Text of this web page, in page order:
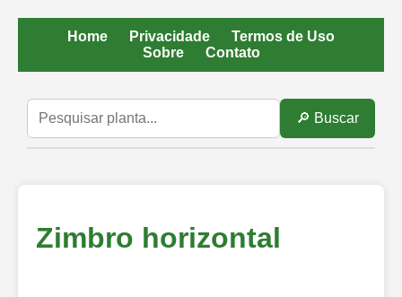
Home Privacidade
Termos de Uso
Sobre
Contato
🔎 Buscar
Zimbro horizontal